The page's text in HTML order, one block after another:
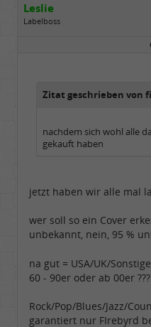
Leslie
Labelboss
in der Mitte
Zitat geschrieben von
nachdem sich wohl alle
gekauft haben
jetzt haben wir alle mal
wer soll so ein Cover
unbekannt, nein, 95 %
na gut = USA/UK/
60 - 90er oder ab 00er ???
Rock/Pop/Blues/Jazz/
garantiert nur FIrebyrd